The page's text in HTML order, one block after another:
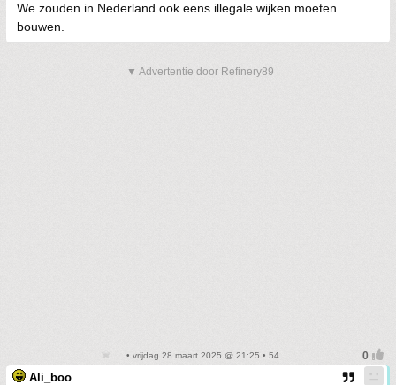
We zouden in Nederland ook eens illegale wijken moeten
bouwen.
▼ Advertentie door Refinery89
• vrijdag 28 maart 2025 @ 21:25 • 54
Ali_boo